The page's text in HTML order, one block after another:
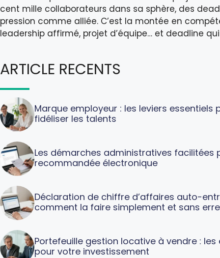
cent mille collaborateurs dans sa sphère, des
pression comme alliée. C’est la montée en
leadership affirmé, projet d’équipe… et deadline
ARTICLE RECENTS
Marque employeur : les leviers essentiels
fidéliser les talents
Les démarches administratives facilitées
recommandée électronique
Déclaration de chiffre d’affaires auto-
comment la faire simplement et sans
Portefeuille gestion locative à vendre :
pour votre investissement